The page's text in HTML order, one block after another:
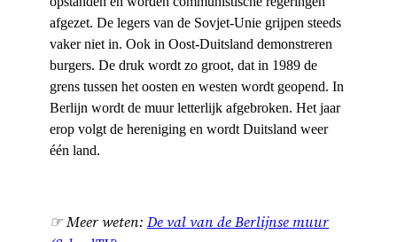
afgezet. De legers van de Sovjet-Unie grijpen steeds
vaker niet in. Ook in Oost-Duitsland demonstreren
burgers. De druk wordt zo groot, dat in 1989 de
grens tussen het oosten en westen wordt geopend. In
Berlijn wordt de muur letterlijk afgebroken. Het jaar
erop volgt de hereniging en wordt Duitsland weer
één land.
☞ Meer weten: De val van de Berlijnse muur